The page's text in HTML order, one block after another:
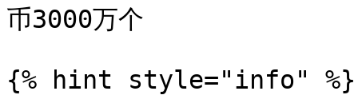
币3000万个
{% hint style="info" %}